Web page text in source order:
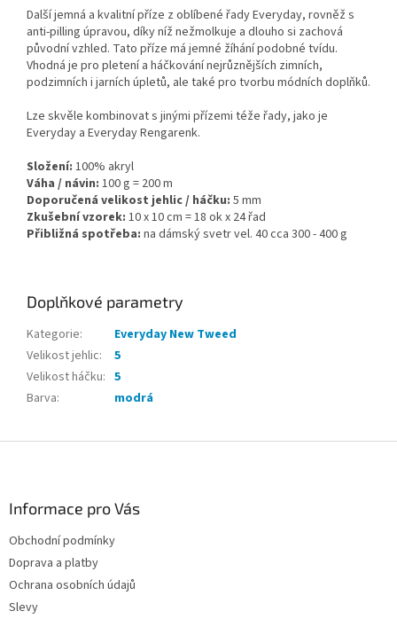
Další jemná a kvalitní příze z oblíbené řady Everyday, rovněž s
anti-pilling úpravou, díky níž nežmolkuje a dlouho si zachová
původní vzhled. Tato příze má jemné žíhání podobné tvídu.
Vhodná je pro pletení a háčkování nejrůznějších zimních,
podzimních i jarních úpletů, ale také pro tvorbu módních doplňků.
Lze skvěle kombinovat s jinými přízemi téže řady, jako je
Everyday a Everyday Rengarenk.
Složení: 100% akryl
Váha / návin: 100 g = 200 m
Doporučená velikost jehlic / háčku: 5 mm
Zkušební vzorek: 10 x 10 cm = 18 ok x 24 řad
Přibližná spotřeba: na dámský svetr vel. 40 cca 300 - 400 g
Doplňkové parametry
Kategorie:
Everyday New Tweed
Velikost jehlic:
5
Velikost háčku: 5
Barva: modrá
Informace pro Vás
Obchodní podmínky
Doprava a platby
Ochrana osobních údajů
Slevy